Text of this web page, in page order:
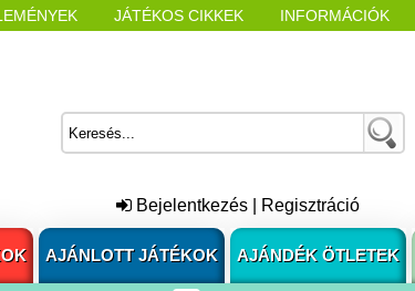
JÁTÉKOS CIKKEK INFORMÁCIÓK
Bejelentkezés Regisztráció
AJÁNLOTT JÁTÉKOK AJÁNDÉK ÖTLETEK